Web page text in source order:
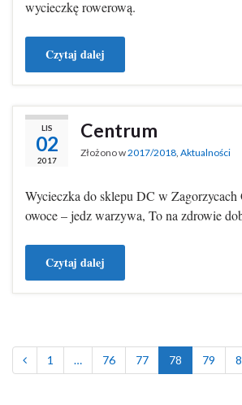
wycieczkę rowerową.
Czytaj dalej
LIS
02
2017
Centrum
Złożono w2017/2018 Aktualności
Wycieczka do sklepu DC w Zagorzycach
owoce – jedz warzywa, To na zdrowie
Czytaj dalej
1 … 76 77 78 79